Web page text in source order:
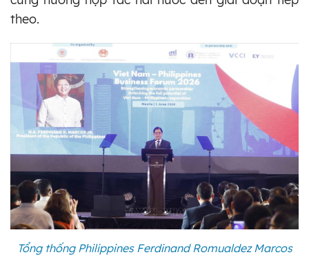
theo.
Tổng thống Philippines Ferdinand Romualdez Marcos